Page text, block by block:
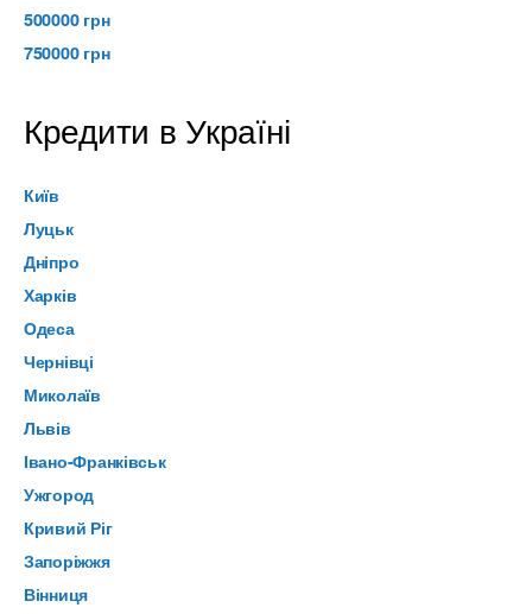
500000 грн
750000 грн
Кредити в Україні
Київ
Луцьк
Дніпро
Харків
Одеса
Чернівці
Миколаїв
Львів
Івано-Франківськ
Ужгород
Кривий Ріг
Запоріжжя
Вінниця